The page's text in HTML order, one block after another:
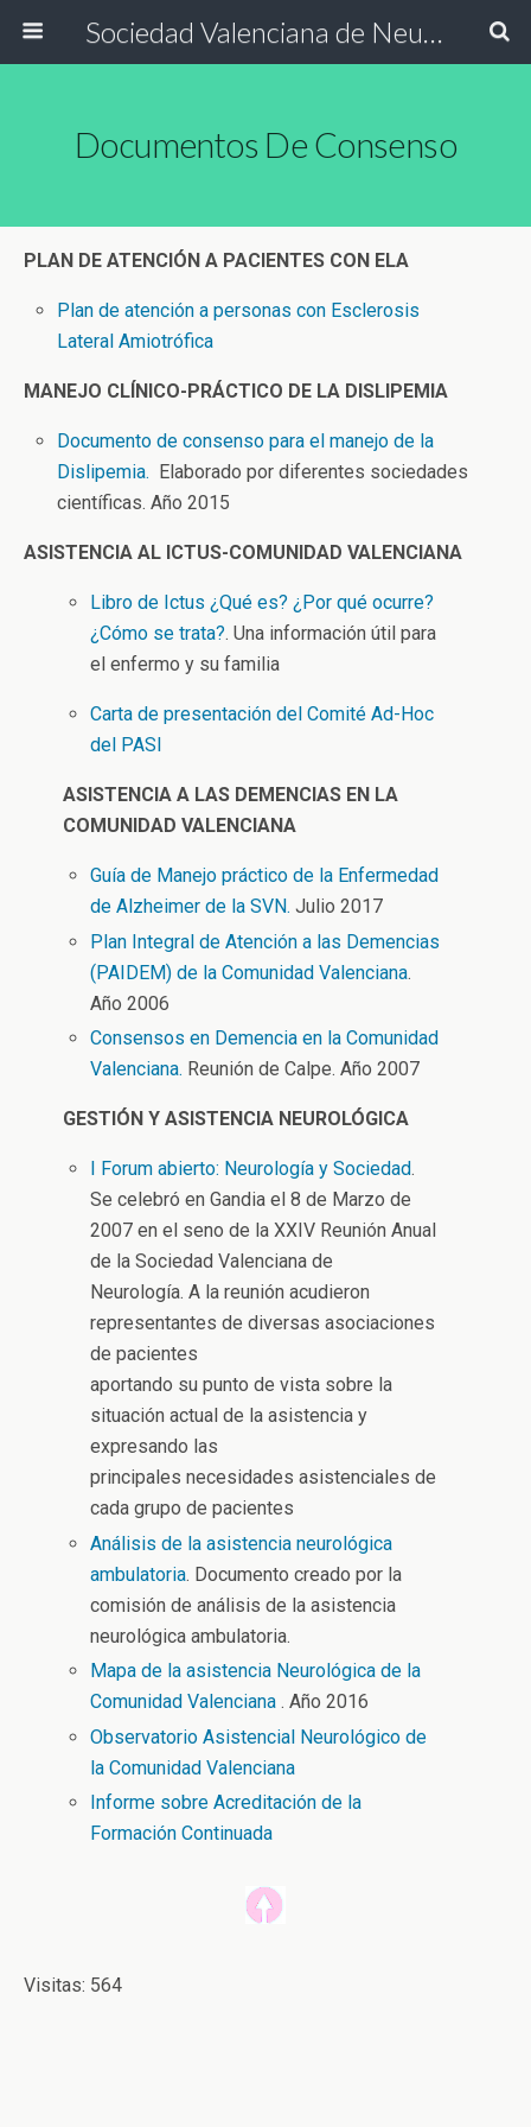
Sociedad Valenciana de Neurología
Documentos De Consenso
PLAN DE ATENCIÓN A PACIENTES CON ELA
Plan de atención a personas con Esclerosis
Lateral Amiotrófica
MANEJO CLÍNICO-PRÁCTICO DE LA DISLIPEMIA
Documento de consenso para el manejo de la
Dislipemia. Elaborado por diferentes sociedades
científicas. Año 2015
ASISTENCIA AL ICTUS-COMUNIDAD VALENCIANA
Libro de Ictus ¿Qué es? ¿Por qué ocurre?
¿Cómo se trata?. Una información útil para
el enfermo y su familia
Carta de presentación del Comité Ad-Hoc
del PASI
ASISTENCIA A LAS DEMENCIAS EN LA
COMUNIDAD VALENCIANA
Guía de Manejo práctico de la Enfermedad
de Alzheimer de la SVN. Julio 2017
Plan Integral de Atención a las Demencias
(PAIDEM) de la Comunidad Valenciana.
Año 2006
Consensos en Demencia en la Comunidad
Valenciana. Reunión de Calpe. Año 2007
GESTIÓN Y ASISTENCIA NEUROLÓGICA
I Forum abierto: Neurología y Sociedad.
Se celebró en Gandia el 8 de Marzo de
2007 en el seno de la XXIV Reunión Anual
de la Sociedad Valenciana de
Neurología. A la reunión acudieron
representantes de diversas asociaciones
de pacientes
aportando su punto de vista sobre la
situación actual de la asistencia y
expresando las
principales necesidades asistenciales de
cada grupo de pacientes
Análisis de la asistencia neurológica
ambulatoria. Documento creado por la
comisión de análisis de la asistencia
neurológica ambulatoria.
Mapa de la asistencia Neurológica de la
Comunidad Valenciana . Año 2016
Observatorio Asistencial Neurológico de
la Comunidad Valenciana
Informe sobre Acreditación de la
Formación Continuada
Visitas: 564